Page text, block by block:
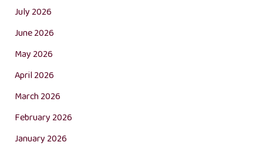
July 2026
June 2026
May 2026
April 2026
March 2026
February 2026
January 2026